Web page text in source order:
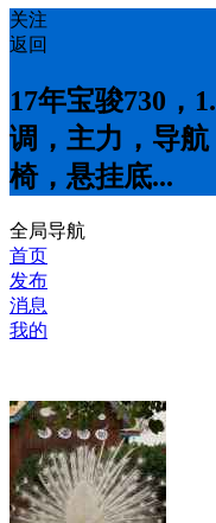
关注
返回
17年宝骏730，
调，主力，导
椅，悬挂底...
全局导航
首页
发布
消息
我的